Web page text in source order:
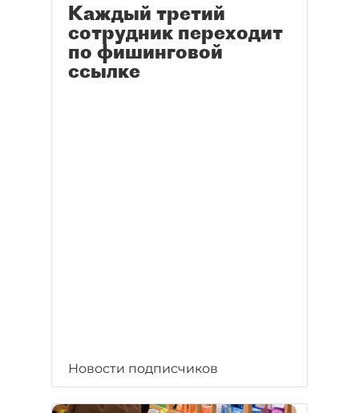
Каждый третий
сотрудник переходит
по фишинговой
ссылке
Новости подписчиков